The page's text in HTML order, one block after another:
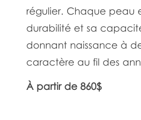
régulier. Chaque peau
durabilité et sa
donnant naissance à
caractère au fil des
À partir de 860$